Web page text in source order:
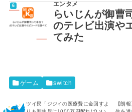
エンタメ
らいじんが御曹
のテレビ出演や
てみた
ゲーム switch
ツイ民「ジジイの医療費に金回すよ
【朗